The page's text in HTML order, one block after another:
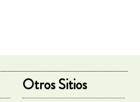
Otros Sitios